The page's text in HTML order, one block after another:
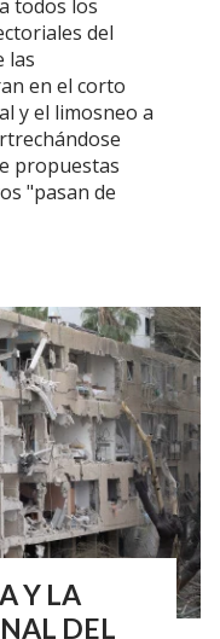
todos los
del
las
en el corto
y el limosneo a
propuestas
"pasan de
Y LA
DEL